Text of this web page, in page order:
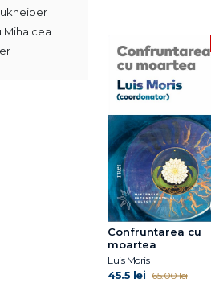
Mihalcea
Confruntarea cu
moartea
Luis Moris
45.5 lei 65.00 lei